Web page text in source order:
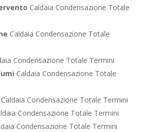
Caldaia Condensazione Totale
Caldaia Condensazione Totale
Condensazione Totale Termini
Caldaia Condensazione Totale
Caldaia Condensazione Totale Termini
Condensazione Totale Termini
Condensazione Totale Termini